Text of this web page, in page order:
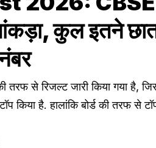
कुल इतने
से रिजल्ट जारी किया गया है,
किया है. हालांकि बोर्ड की तरफ से